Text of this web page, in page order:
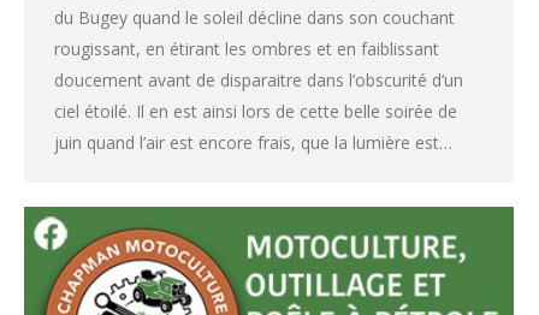
du Bugey quand le soleil décline dans son couchant
rougissant, en étirant les ombres et en faiblissant
doucement avant de disparaitre dans l’obscurité d’un
ciel étoilé. Il en est ainsi lors de cette belle soirée de
juin quand l’air est encore frais, que la lumière est…